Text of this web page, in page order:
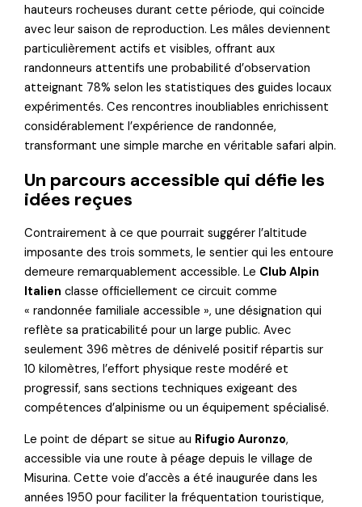
hauteurs rocheuses durant cette période, qui coïncide
avec leur saison de reproduction. Les mâles deviennent
particulièrement actifs et visibles, offrant aux
randonneurs attentifs une probabilité d’observation
atteignant 78% selon les statistiques des guides locaux
expérimentés. Ces rencontres inoubliables enrichissent
considérablement l’expérience de randonnée,
transformant une simple marche en véritable safari alpin.
Un parcours accessible qui défie les
idées reçues
Contrairement à ce que pourrait suggérer l’altitude
imposante des trois sommets, le sentier qui les entoure
demeure remarquablement accessible. Le Club Alpin
Italien classe officiellement ce circuit comme
« randonnée familiale accessible », une désignation qui
reflète sa praticabilité pour un large public. Avec
seulement 396 mètres de dénivelé positif répartis sur
10 kilomètres, l’effort physique reste modéré et
progressif, sans sections techniques exigeant des
compétences d’alpinisme ou un équipement spécialisé.
Le point de départ se situe au Rifugio Auronzo,
accessible via une route à péage depuis le village de
Misurina. Cette voie d’accès a été inaugurée dans les
années 1950 pour faciliter la fréquentation touristique,